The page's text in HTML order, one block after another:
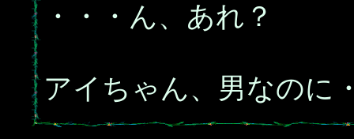
・・・ん、あれ？
アイちゃん、男なのに